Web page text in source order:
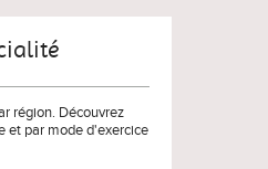
région. Découvrez
et par mode d'exercice